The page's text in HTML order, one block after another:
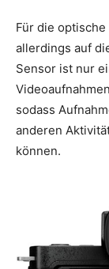
Für die
allerdings auf
Sensor ist nur
sodass
anderen
können.